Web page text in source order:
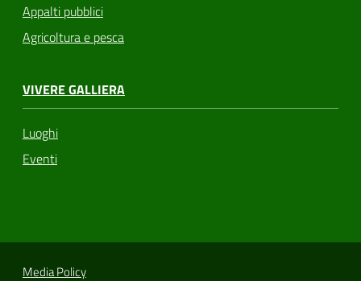
Appalti pubblici
Agricoltura e pesca
VIVERE GALLIERA
Luoghi
Eventi
Media Policy